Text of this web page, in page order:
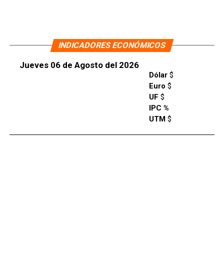
INDICADORES ECONÓMICOS
Jueves 06 de Agosto del 2026
Dólar$
Euro $
UF $
IPC %
UTM $